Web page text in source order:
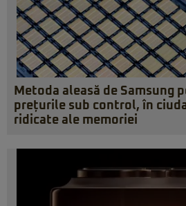
Metoda aleasă de Samsung
prețurile sub control, în
ridicate ale memoriei